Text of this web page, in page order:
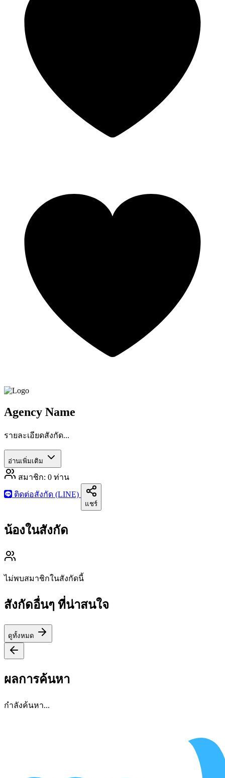
Agency Name
รายละเอียดสังกัด...
อ่านเพิ่มเติม
สมาชิก: 0 ท่าน
ติดต่อสังกัด (LINE)
แชร์
น้องในสังกัด
ไม่พบสมาชิกในสังกัดนี้
สังกัดอื่นๆ ที่น่าสนใจ
ดูทั้งหมด
ผลการค้นหา
กำลังค้นหา...